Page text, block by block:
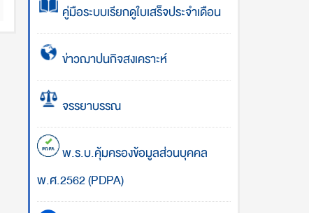
คู่มือระบบเรียกดูใบเสร็จประจำเดือน
ข่าวฌาปนกิจสงเคราะห์
จรรยาบรรณ
พ.ร.บ.คุ้มครองข้อมูลส่วนบุคคล
พ.ศ.2562 (PDPA)